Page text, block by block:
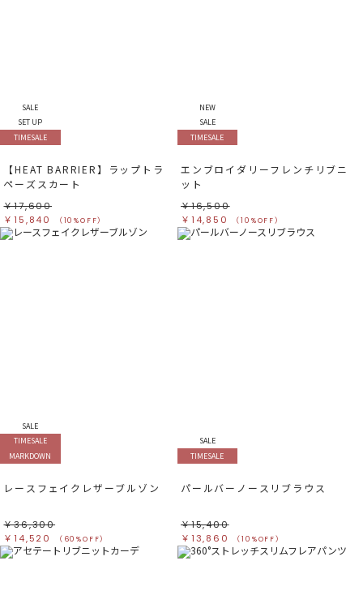
SALE
SET UP
TIMESALE
【HEAT BARRIER】ラップトラ
ペーズスカート
￥17,600
￥15,840
（10%OFF）
NEW
SALE
TIMESALE
エンブロイダリーフレンチリブニ
ット
￥16,500
￥14,850
（10%OFF）
SALE
TIMESALE
MARKDOWN
レースフェイクレザーブルゾン
￥36,300
￥14,520
（60%OFF）
SALE
TIMESALE
パールバーノースリブラウス
￥15,400
￥13,860
（10%OFF）